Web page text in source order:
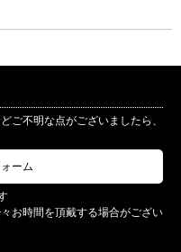
ご不明な点がございましたら、
ーム
お時間を頂戴する場合がござい